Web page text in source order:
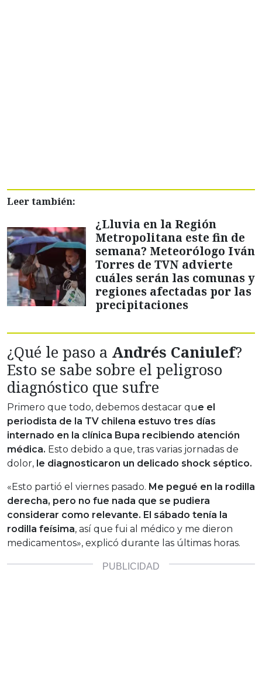
Leer también:
¿Lluvia en la Región
Metropolitana este fin de
semana? Meteorólogo Iván
Torres de TVN advierte
cuáles serán las comunas y
regiones afectadas por las
precipitaciones
¿Qué le paso a Andrés Caniulef?
Esto se sabe sobre el peligroso
diagnóstico que sufre
Primero que todo, debemos destacar que el
periodista de la TV chilena estuvo tres días
internado en la clínica Bupa recibiendo atención
médica. Esto debido a que, tras varias jornadas de
dolor, le diagnosticaron un delicado shock séptico.
«Esto partió el viernes pasado. Me pegué en la rodilla
derecha, pero no fue nada que se pudiera
considerar como relevante. El sábado tenía la
rodilla feísima, así que fui al médico y me dieron
medicamentos», explicó durante las últimas horas.